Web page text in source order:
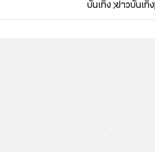
บันเทิง ข่าวบันเทิง